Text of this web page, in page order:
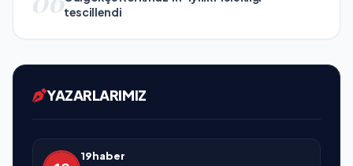
tescillendi
YAZARLARIMIZ
19haber